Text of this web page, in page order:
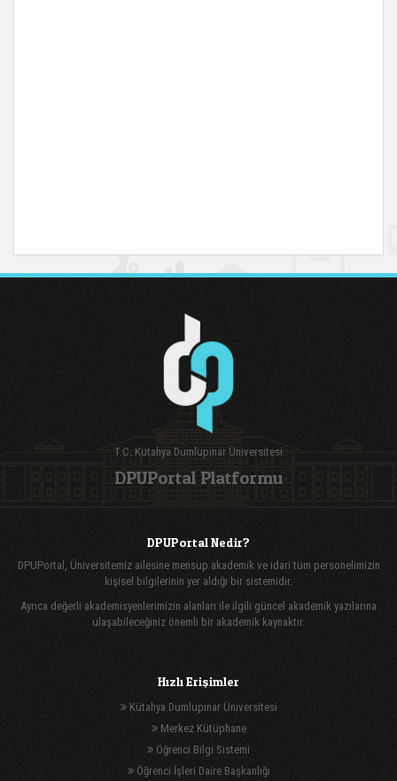
T.C. Kütahya Dumlupınar Üniversitesi
DPUPortal Platformu
DPUPortal Nedir?
DPUPortal, Üniversitemiz ailesine mensup akademik ve idari tüm personelimizin
kişisel bilgilerinin yer aldığı bir sistemidir.
Ayrıca değerli akademisyenlerimizin alanları ile ilgili güncel akademik yazılarına
ulaşabileceğiniz önemli bir akademik kaynaktır.
Hızlı Erişimler
Kütahya Dumlupınar Üniversitesi
Merkez Kütüphane
Öğrenci Bilgi Sistemi
Öğrenci İşleri Daire Başkanlığı